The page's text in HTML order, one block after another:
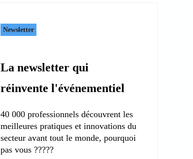
Newsletter
La newsletter qui
réinvente l'événementiel
40 000 professionnels découvrent les
meilleures pratiques et innovations du
secteur avant tout le monde, pourquoi
pas vous ?????